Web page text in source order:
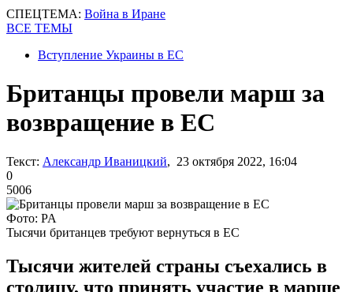
СПЕЦТЕМА: Война в Иране
ВСЕ ТЕМЫ
Вступление Украины в ЕС
Британцы провели марш за
возвращение в ЕС
Текст: Александр Иваницкий, 23 октября 2022, 16:04
0
5006
Фото: PA
Тысячи британцев требуют вернуться в ЕС
Тысячи жителей страны съехались в
столицу, что принять участие в марше